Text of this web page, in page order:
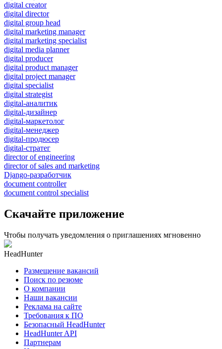
digital creator
digital director
digital group head
digital marketing manager
digital marketing specialist
digital media planner
digital producer
digital product manager
digital project manager
digital specialist
digital strategist
digital-аналитик
digital-дизайнер
digital-маркетолог
digital-менеджер
digital-продюсер
digital-стратег
director of engineering
director of sales and marketing
Django-разработчик
document controller
document control specialist
Скачайте приложение
Чтобы получать уведомления о приглашениях мгновенно
HeadHunter
Размещение вакансий
Поиск по резюме
О компании
Наши вакансии
Реклама на сайте
Требования к ПО
Безопасный HeadHunter
HeadHunter API
Партнерам